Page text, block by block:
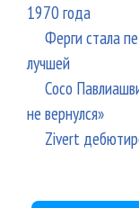
1970 года
Ферги стала
лучшей
Сосо
не вернулся»
Zivert